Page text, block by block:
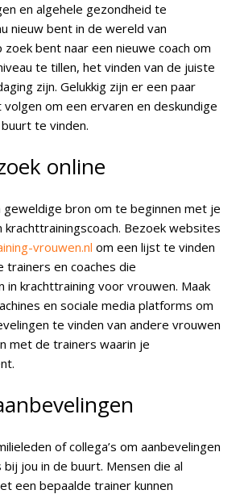
en algehele gezondheid te
nieuw bent in de wereld van
bent naar een nieuwe coach om
te tillen, het vinden van de juiste
zijn. Gelukkig zijn er een paar
om een ervaren en deskundige
te vinden.
online
bron om te beginnen met je
krachttrainingscoach. Bezoek websites
vrouwen.nl om een lijst te vinden
en coaches die
in krachttraining voor vrouwen. Maak
en sociale media platforms om
te vinden van andere vrouwen
met de trainers waarin je
of collega’s om aanbevelingen
jou in de buurt. Mensen die al
een bepaalde trainer kunnen